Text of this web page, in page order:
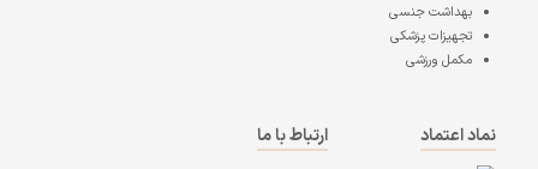
بهداشت جنسی
تجهیزات پزشکی
مکمل ورزشی
نماد اعتماد
ارتباط با ما